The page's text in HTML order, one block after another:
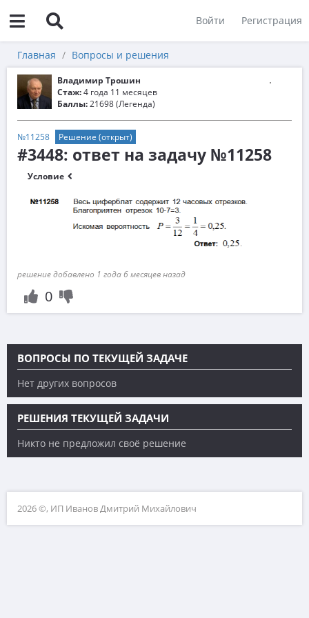
Войти Регистрация
Главная Вопросы и решения
Владимир Трошин
Стаж:4 года 11 месяцев
Баллы:21698 (Легенда)
№11258 Решение (открыт)
#3448: ответ на задачу №11258
Условие
решение добавлено 1 года 6 месяцев назад
0
ВОПРОСЫ ПО ТЕКУЩЕЙ ЗАДАЧЕ
Нет других вопросов
РЕШЕНИЯ ТЕКУЩЕЙ ЗАДАЧИ
Никто не предложил своё решение
2026 ©, ИП Иванов Дмитрий Михайлович